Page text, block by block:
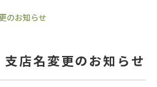
のお知らせ
店名変更のお知らせ